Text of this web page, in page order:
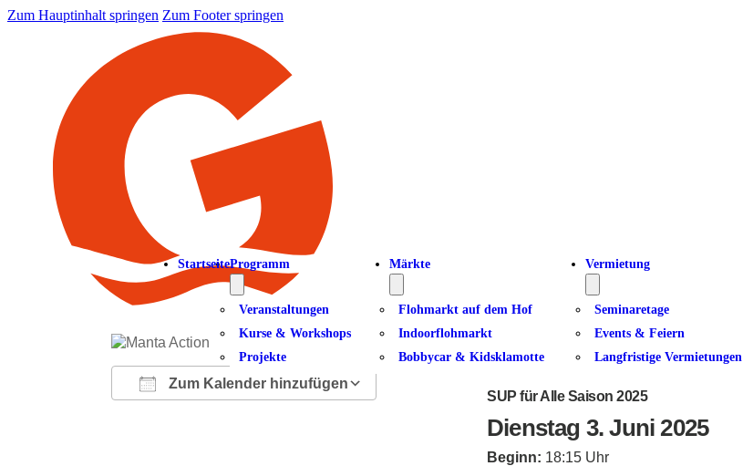
Zum Hauptinhalt springen Zum Footer springen
StartseiteProgramm
Veranstaltungen
Kurse & Workshops
Projekte
Märkte
Flohmarkt auf dem Hof
Indoorflohmarkt
Bobbycar & Kidsklamotte
Vermietung
Seminaretage
Events & Feiern
Langfristige Vermietungen
Zum Kalender hinzufügen
Manta Action
SUP für Alle Saison 2025
Dienstag 3. Juni 2025
Beginn: 18:15 Uhr